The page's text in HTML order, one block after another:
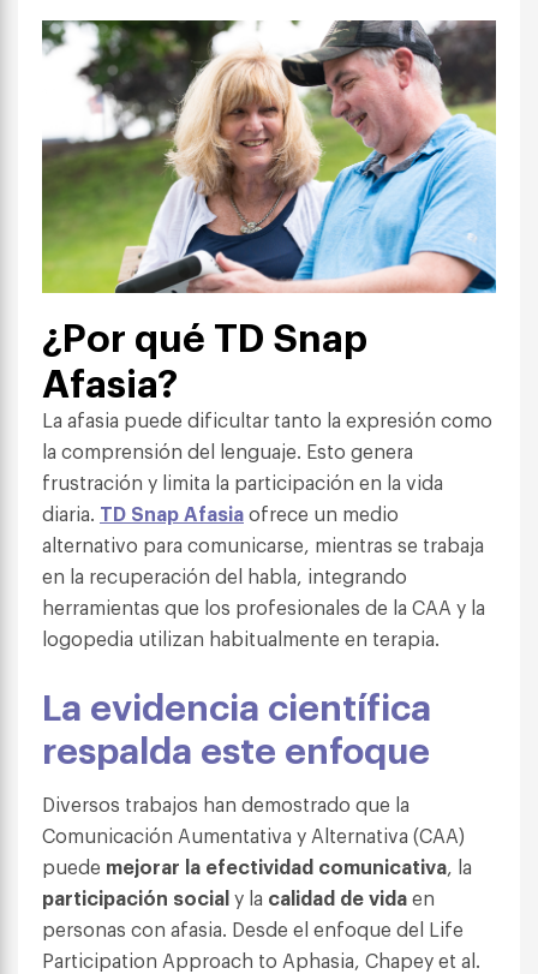
¿Por qué TD Snap
Afasia?
La afasia puede dificultar tanto la expresión como
la comprensión del lenguaje. Esto genera
frustración y limita la participación en la vida
diaria. TD Snap Afasiaofrece un medio
alternativo para comunicarse, mientras se trabaja
en la recuperación del habla, integrando
herramientas que los profesionales de la CAA y la
logopedia utilizan habitualmente en terapia.
La evidencia científica
respalda este enfoque
Diversos trabajos han demostrado que la
Comunicación Aumentativa y Alternativa (CAA)
puede mejorar la efectividad comunicativa, la
participación socialy la calidad de vidaen
personas con afasia. Desde el enfoque del Life
Participation Approach to Aphasia, Chapey et al.